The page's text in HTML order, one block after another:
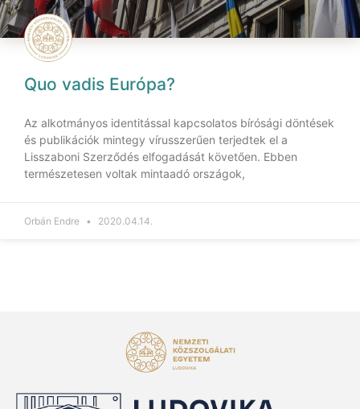
Quo vadis Európa?
Az alkotmányos identitással kapcsolatos bírósági döntések
és publikációk mintegy vírusszerűen terjedtek el a
Lisszaboni Szerződés elfogadását követően. Ebben
természetesen voltak mintaadó országok,
Orbán Endre 2020.04.14.